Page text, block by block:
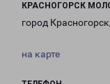
КРАСНОГОРСК
город
на карте